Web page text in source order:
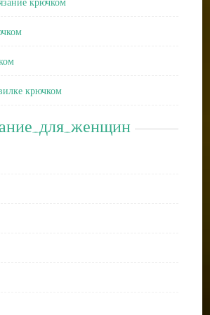
крючком